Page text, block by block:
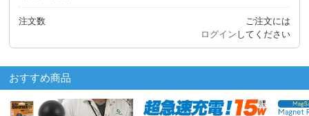
注文数
ご注文には
ログイン してください
おすすめ商品